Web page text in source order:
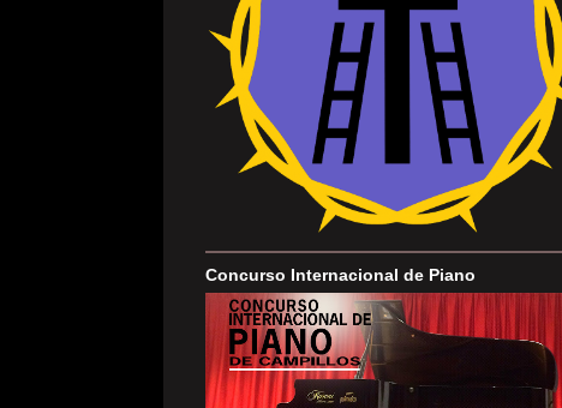
Concurso Internacional de Piano